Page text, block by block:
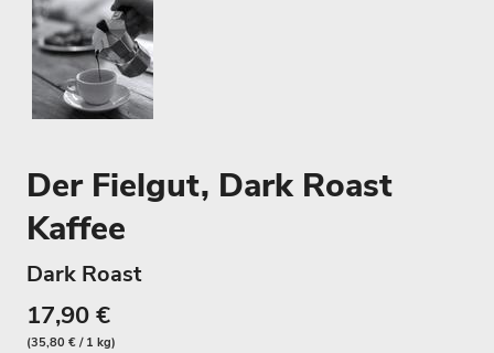
Der Fielgut, Dark Roast
Kaffee
Dark Roast
17,90 €
(35,80 € / 1 kg)